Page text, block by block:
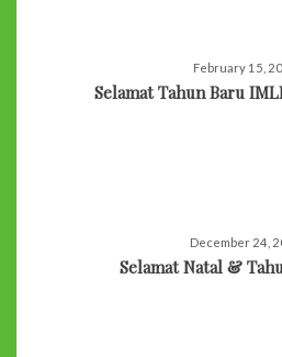
February 15,
Selamat Tahun Baru
December 24,
Selamat Natal &